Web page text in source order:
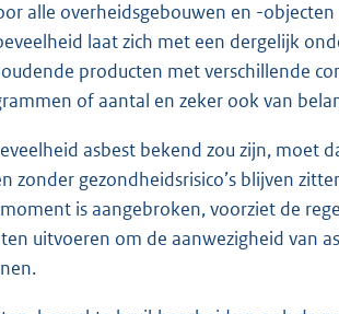
alle overheidsgebouwen en -
laat zich met een dergelijk
producten met verschillende
of aantal en zeker ook van
asbest bekend zou zijn, moet
zonder gezondheidsrisico’s blijven
is aangebroken, voorziet de
uitvoeren om de aanwezigheid van